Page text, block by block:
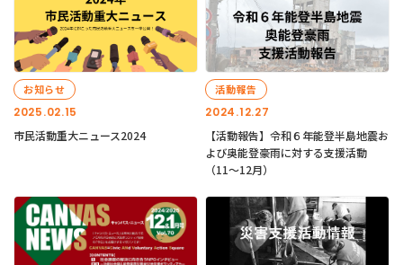
2025.02.15
お知らせ
市民活動重大ニュース2024
2024.12.27
活動報告
【活動報告】令和６年能登半島地震お
よび奥能登豪雨に対する支援活動
（11〜12月）